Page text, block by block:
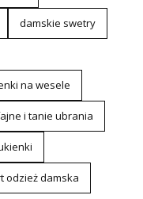
damskie swetry
na wesele
i tanie ubrania
odzież damska